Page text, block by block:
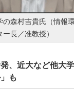
の森村吉貴氏（情報
長／准教授）
、近大など他大
も